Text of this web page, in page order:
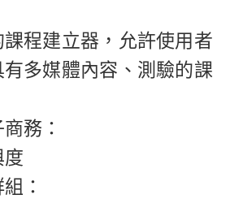
程建立器，允許使用者
多媒體內容、測驗的課
務：
：